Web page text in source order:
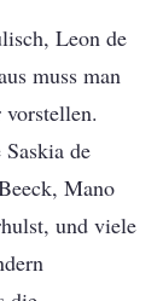
Leon de
muss man
de
Mano
und viele